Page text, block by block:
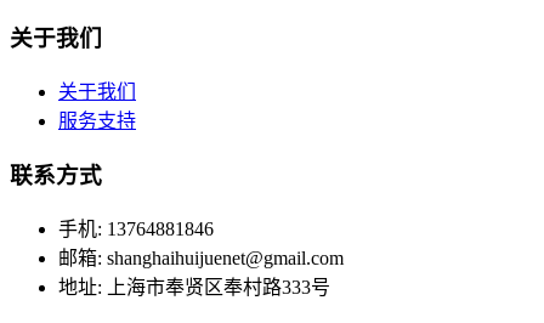
关于我们
关于我们
服务支持
联系方式
手机: 13764881846
邮箱: shanghaihuijuenet@gmail.com
地址: 上海市奉贤区奉村路333号